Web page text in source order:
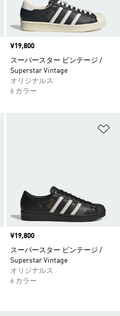
価格
¥19,800
スーパースター ビンテージ /
Superstar Vintage
オリジナルス
6 カラー
価格
¥19,800
スーパースター ビンテージ /
Superstar Vintage
オリジナルス
6 カラー